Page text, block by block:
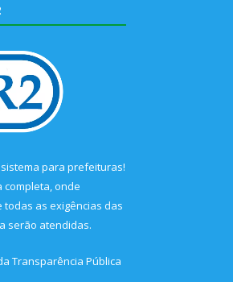
sistema para prefeituras!
completa, onde
as exigências das
serão atendidas.
Transparência Pública